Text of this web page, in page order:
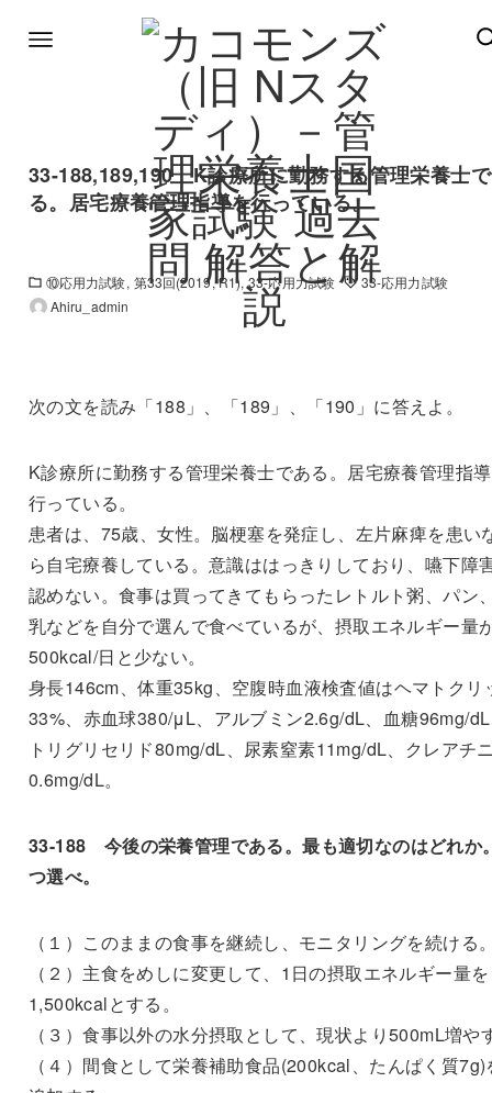
33-188,189,190 K診療所に勤務する管理栄養士
る。居宅療養管理指導を行っている。
⑩応用力試験 第33回(2019, R1) 33-応用力試験
33-応用力試験
Ahiru_admin
次の文を読み「188」、「189」、「190」に答えよ。
K診療所に勤務する管理栄養士である。居宅療養管理指
行っている。
患者は、75歳、女性。脳梗塞を発症し、左片麻痺を患い
ら自宅療養している。意識ははっきりしており、嚥下障
認めない。食事は買ってきてもらったレトルト粥、パン
乳などを自分で選んで食べているが、摂取エネルギー量
500kcal/日と少ない。
身長146cm、体重35kg、空腹時血液検査値はヘマトクリ
33%、赤血球380/μL、アルブミン2.6g/dL、血糖96mg/
トリグリセリド80mg/dL、尿素窒素11mg/dL、クレアチ
0.6mg/dL。
33-188 今後の栄養管理である。最も適切なのはどれか
つ選べ。
（１）このままの食事を継続し、モニタリングを続ける
（２）主食をめしに変更して、1日の摂取エネルギー量を
1,500kcalとする。
（３）食事以外の水分摂取として、現状より500mL増や
（４）間食として栄養補助食品(200kcal、たんぱく質7g)